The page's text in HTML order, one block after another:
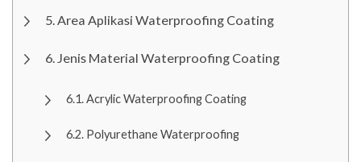
Area Aplikasi Waterproofing Coating
Jenis Material Waterproofing Coating
Acrylic Waterproofing Coating
Polyurethane Waterproofing